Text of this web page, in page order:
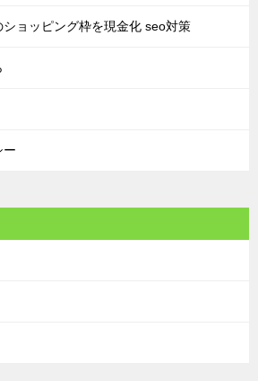
ョッピング枠を現金化 seo対策
ー